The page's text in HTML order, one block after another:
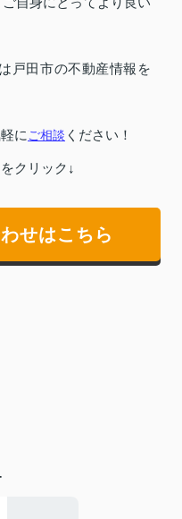
は戸田市の不動産情報を
に ご相談 ください！
クリック↓
せはこちら